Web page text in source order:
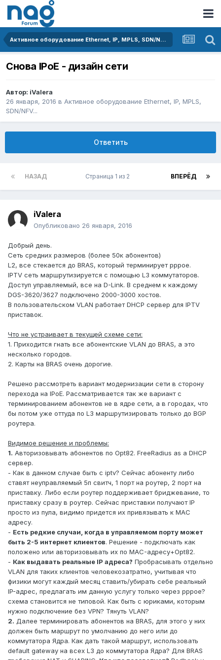
Активное оборудование Ethernet, IP, MPLS, SDN/NFV...
Снова IPoE - дизайн сети
Автор: iValera
26 января, 2016 в Активное оборудование Ethernet, IP, MPLS,
SDN/NFV...
Ответить
НАЗАД ВПЕРЁД
Страница 1 из 2
iValera
Опубликовано 26 января, 2016
Добрый день.
Сеть средних размеров (более 50к абонентов)
L2, все стекается до BRAS, который терминирует pppoe.
IPTV сеть маршрутизируется с помощью L3 коммутаторов.
Доступ управляемый, все на D-Link. В среднем к каждому
DGS-3620/3627 подключено 2000-3000 хостов.
В пользовательском VLAN работает DHCP сервер для IPTV
приставок.
Что не устраивает в текущей схеме сети:
1. Приходится гнать все абонентские VLAN до BRAS, а это
несколько городов.
2. Карты на BRAS очень дорогие.
Решено рассмотреть вариант модернизации сети в сторону
перехода на IPoE. Рассматривается так же вариант с
терминированием абонентов не в ядре сети, а в городах, что
бы потом уже оттуда по L3 маршрутизировать только до BGP
роутера.
Видимое решение и проблемы:
1. Авторизовывать абонентов по Opt82. FreeRadius as a DHCP
сервер.
- Как в данном случае быть с iptv? Сейчас абоненту либо
ставят неуправляемый 5п свитч, 1 порт на роутер, 2 порт на
приставку. Либо если роутер поддерживает бриджевание, то
приставку сразу в роутер. Сейчас приставки получают IP
просто из пула, видимо придется их привязывать к MAC
адресу.
- Есть редкие случаи, когда в управляемом порту может
быть 2-5 интернет клиентов. Решение - подключать как
положено или авторизовывать их по MAC-адресу+Opt82.
- Как выдавать реальные IP адреса? Пробрасывать отдельно
VLAN для таких клиентов человекозатратно, учитывая что
физики могут каждый месяц ставить/убирать себе реальный
IP-адрес, предлагать им данную услугу только через pppoe?
схема становится не типовой. Как быть с юриками, которым
нужно подключение без VPN? Тянуть VLAN?
2. Далее терминировать абонентов на BRAS, для этого у них
должен быть маршрут по умолчанию до него или до
коммутатора Ядра. Как дать такой маршрут, использовать
default gateway на всех L3 до коммутатора Ядра? Для BRAS